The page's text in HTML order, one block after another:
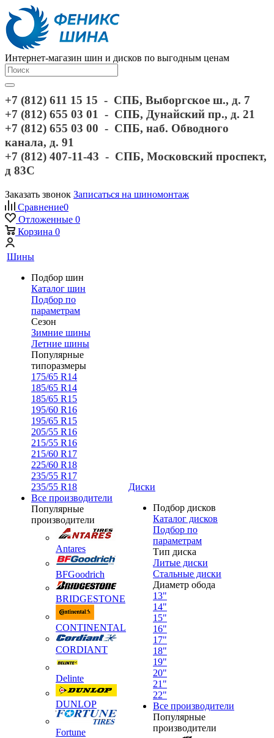
Интернет-магазин шин и дисков по выгодным ценам
+7 (812) 611 15 15 - СПБ, Выборгское ш., д. 7
+7 (812) 655 03 01 - СПБ, Дунайский пр., д. 21
+7 (812) 655 03 00 - СПБ, наб. Обводного
канала, д. 91
+7 (812) 407-11-43 - СПБ, Московский проспект,
д 83С
Заказать звонок Записаться на шиномонтаж
Сравнение0
Отложенные 0
Корзина 0
Шины
Подбор шин
Каталог шин
Подбор по
параметрам
Сезон
Зимние шины
Летние шины
Популярные
типоразмеры
175/65 R14
185/65 R14
185/65 R15
195/60 R16
195/65 R15
205/55 R16
215/55 R16
215/60 R17
225/60 R18
235/55 R17
235/55 R18
Все производители
Популярные
производители
Antares
BFGoodrich
BRIDGESTONE
CONTINENTAL
CORDIANT
Delinte
DUNLOP
Fortune
Диски
Подбор дисков
Каталог дисков
Подбор по
параметрам
Тип диска
Литые диски
Стальные диски
Диаметр обода
13"
14"
15"
16"
17"
18"
19"
20"
21"
22"
Все производители
Популярные
производители